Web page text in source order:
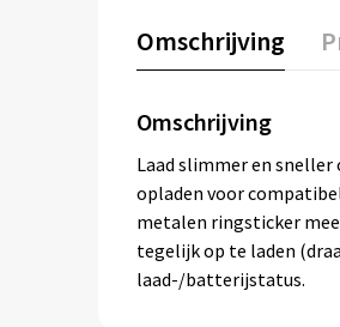
Omschrijving
Omschrijving
Laad slimmer en sneller
opladen voor
metalen ringsticker
tegelijk op te laden
laad-/batterijstatus.